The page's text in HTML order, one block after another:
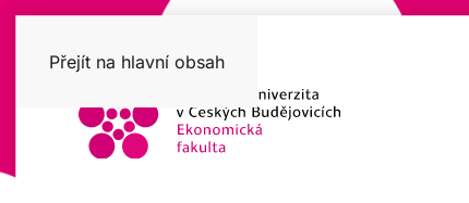
Přejít na hlavní obsah